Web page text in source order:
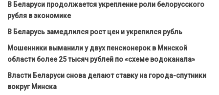
В Беларуси продолжается укрепление роли белорусского
рубля в экономике
В Беларусь замедлился рост цен и укрепился рубль
Мошенники выманили у двух пенсионерок в Минской
области более 25 тысяч рублей по «схеме водоканала»
Власти Беларуси снова делают ставку на города-спутники
вокруг Минска